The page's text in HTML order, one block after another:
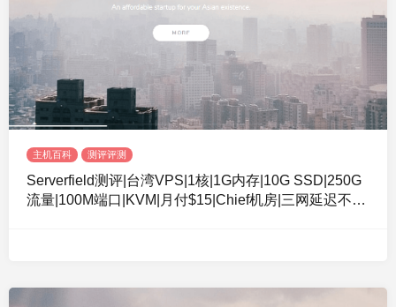
主机百科 测评评测
Serverfield测评|台湾VPS|1核|1G内存|10G SSD|250G
流量|100M端口|KVM|月付$15|Chief机房|三网延迟不错|